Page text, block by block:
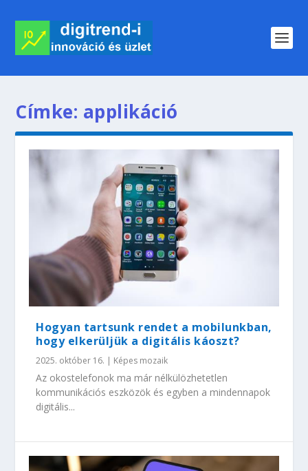
Címke: applikáció
Hogyan tartsunk rendet a mobilunkban,
hogy elkerüljük a digitális káoszt?
2025. október 16. | Képes mozaik
Az okostelefonok ma már nélkülözhetetlen
kommunikációs eszközök és egyben a mindennapok
digitális...